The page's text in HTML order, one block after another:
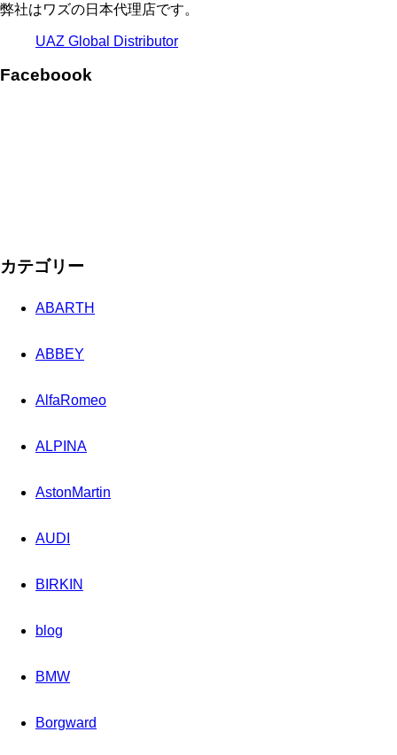
弊社はワズの日本代理店です。
UAZ Global Distributor
Faceboook
カテゴリー
ABARTH
ABBEY
AlfaRomeo
ALPINA
AstonMartin
AUDI
BIRKIN
blog
BMW
Borgward